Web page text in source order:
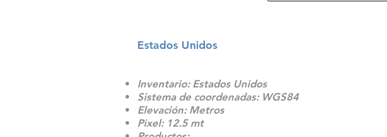
Estados Unidos
Inventario: Estados Unidos
Sistema de coordenadas: WGS84
Elevación: Metros
Pixel: 12.5 mt